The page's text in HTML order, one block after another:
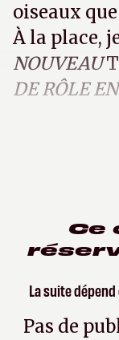
oiseaux
À la place,
NOUVEAU
DE RÔLE
Ce
La suite
Pas de